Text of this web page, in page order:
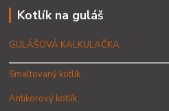
Kotlík na guláš
GULÁŠOVÁ KALKULAČKA
Smaltovaný kotlík
Antikorový kotlík